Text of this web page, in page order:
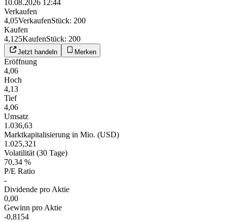
10.08.2026 12:44
Verkaufen
4,05VerkaufenStück: 200
Kaufen
4,125KaufenStück: 200
Jetzt handeln Merken
Eröffnung
4,06
Hoch
4,13
Tief
4,06
Umsatz
1.036,63
Marktkapitalisierung in Mio. (USD)
1.025,321
Volatilität (30 Tage)
70,34 %
P/E Ratio
-
Dividende pro Aktie
0,00
Gewinn pro Aktie
-0,8154